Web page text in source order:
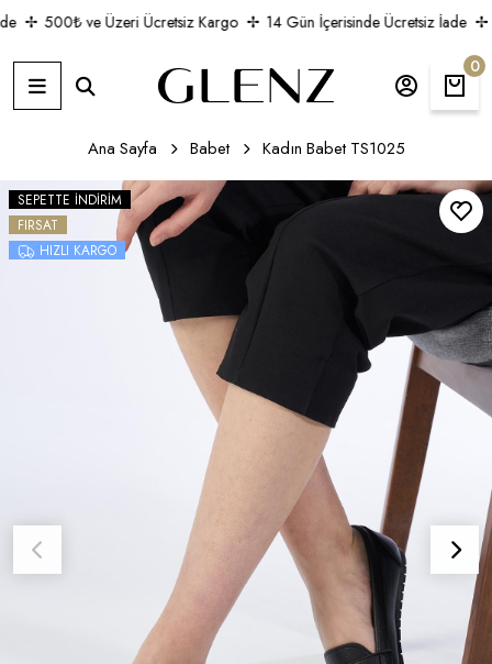
500₺ ve Üzeri Ücretsiz Kargo 14 Gün İçerisinde Ücretsiz İade
0
Ana Sayfa Babet Kadın Babet TS1025
SEPETTE İNDIRIM
FIRSAT
HIZLI KARGO